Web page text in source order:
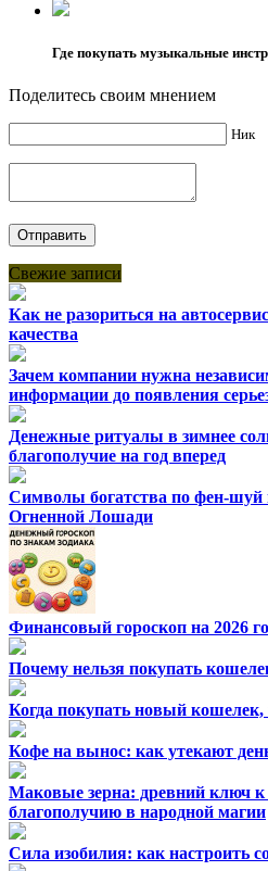
Где покупать музыкальные
Поделитесь своим мнением
Ник
Свежие записи
Как не разориться на
качества
Зачем компании нужна
информации до появления
Денежные ритуалы в зимнее
благополучие на год вперед
Символы богатства по фен-шуй
Огненной Лошади
Финансовый гороскоп на 2026
Почему нельзя покупать
Когда покупать новый
Кофе на вынос: как утекают
Маковые зерна: древний ключ
благополучию в народной магии
Сила изобилия: как настроить